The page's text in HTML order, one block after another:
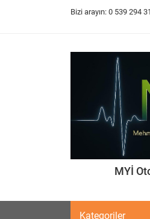
Bizi arayın: 0 539 294
MYİ
Kategoriler